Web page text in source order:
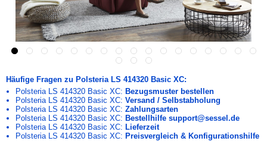
Häufige Fragen zu Polsteria LS 414320 Basic XC:
Polsteria LS 414320 Basic XC: Bezugsmuster bestellen
Polsteria LS 414320 Basic XC: Versand / Selbstabholung
Polsteria LS 414320 Basic XC: Zahlungsarten
Polsteria LS 414320 Basic XC: Bestellhilfe support@sessel.de
Polsteria LS 414320 Basic XC: Lieferzeit
Polsteria LS 414320 Basic XC: Preisvergleich & Konfigurationshilfe